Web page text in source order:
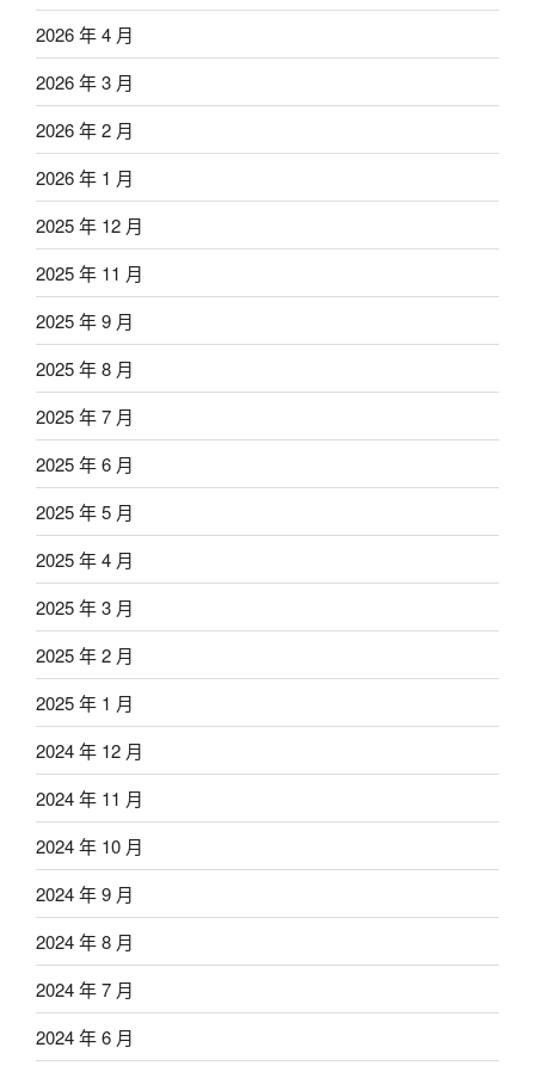
2026 年 4 月
2026 年 3 月
2026 年 2 月
2026 年 1 月
2025 年 12 月
2025 年 11 月
2025 年 9 月
2025 年 8 月
2025 年 7 月
2025 年 6 月
2025 年 5 月
2025 年 4 月
2025 年 3 月
2025 年 2 月
2025 年 1 月
2024 年 12 月
2024 年 11 月
2024 年 10 月
2024 年 9 月
2024 年 8 月
2024 年 7 月
2024 年 6 月